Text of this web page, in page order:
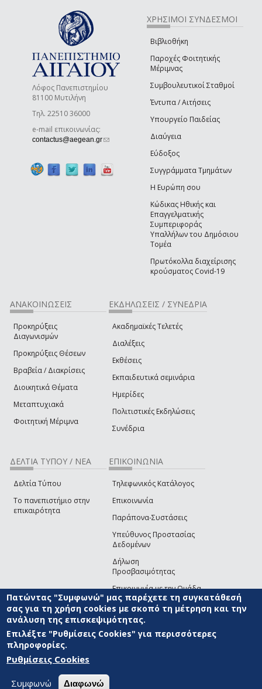
Λόφος Πανεπιστημίου
81100 Μυτιλήνη
Τηλ. 22510 36000
e-mail επικοινωνίας:
contactus@aegean.gr(link sends e-mail)
ΧΡΗΣΙΜΟΙ ΣΥΝΔΕΣΜΟΙ
Βιβλιοθήκη
Παροχές Φοιτητικής
Μέριμνας
Συμβουλευτικοί Σταθμοί
Έντυπα / Αιτήσεις
Υπουργείο Παιδείας
Διαύγεια
Εύδοξος
Συγγράμματα Τμημάτων
Η Ευρώπη σου
Κώδικας Ηθικής και
Επαγγελματικής
Συμπεριφοράς
Υπαλλήλων του Δημόσιου
Τομέα
Πρωτόκολλα διαχείρισης
κρούσματος Covid-19
ΑΝΑΚΟΙΝΩΣΕΙΣ
Προκηρύξεις
Διαγωνισμών
Προκηρύξεις Θέσεων
Βραβεία / Διακρίσεις
Διοικητικά Θέματα
Μεταπτυχιακά
Φοιτητική Μέριμνα
ΕΚΔΗΛΩΣΕΙΣ / ΣΥΝΕΔΡΙΑ
Ακαδημαϊκές Τελετές
Διαλέξεις
Εκθέσεις
Εκπαιδευτικά σεμινάρια
Ημερίδες
Πολιτιστικές Εκδηλώσεις
Συνέδρια
ΔΕΛΤΙΑ ΤΥΠΟΥ / ΝΕΑ
Δελτία Τύπου
Το πανεπιστήμιο στην
επικαιρότητα
ΕΠΙΚΟΙΝΩΝΙΑ
Τηλεφωνικός Κατάλογος
Επικοινωνία
Παράπονα-Συστάσεις
Υπεύθυνος Προστασίας
Δεδομένων
Δήλωση
Προσβασιμότητας
Επικοινωνία με την Ομάδα
Ανάπτυξης του site(link sends e-mail)
© ΠΑΝΕΠΙΣΤΗΜΙΟ ΑΙΓΑΙΟΥ ΟΡΟΙ ΧΡΗΣΗΣ
ΑΝΑΠΤΥΞΗΣ
Πατώντας "Συμφωνώ" μας παρέχετε τη συγκατάθεσή
σας για τη χρήση cookies με σκοπό τη μέτρηση και την
ανάλυση της επισκεψιμότητας.
Επιλέξτε "Ρυθμίσεις Cookies" για περισσότερες
πληροφορίες.
Ρυθμίσεις Cookies
Συμφωνώ Διαφωνώ